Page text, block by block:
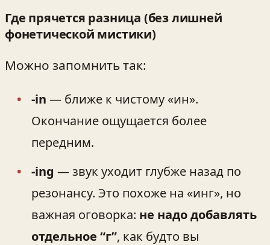
Где прячется разница (без лишней
фонетической мистики)
Можно запомнить так:
-in — ближе к чистому «ин».
Окончание ощущается более
передним.
-ing — звук уходит глубже назад по
резонансу. Это похоже на «инг», но
важная оговорка: не надо добавлять
отдельное “г”, как будто вы